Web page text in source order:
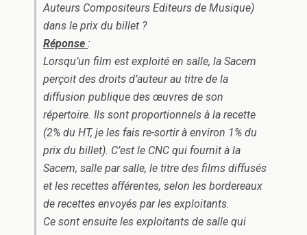
Auteurs Compositeurs Editeurs de Musique)
dans le prix du billet ?
Réponse :
Lorsqu’un film est exploité en salle, la Sacem
perçoit des droits d’auteur au titre de la
diffusion publique des œuvres de son
répertoire. Ils sont proportionnels à la recette
(2% du HT, je les fais re-sortir à environ 1% du
prix du billet). C’est le CNC qui fournit à la
Sacem, salle par salle, le titre des films diffusés
et les recettes afférentes, selon les bordereaux
de recettes envoyés par les exploitants.
Ce sont ensuite les exploitants de salle qui